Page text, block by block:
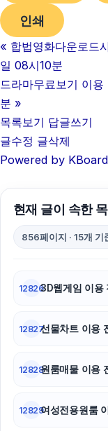
인쇄
« 합법영화다운로드
일 08시10분
드라마무료보기 이
분 »
목록보기 답글쓰기
글수정 글삭제
Powered by KBoard
현재 글이 속한
856페이지 · 15개 기
128263D웹게임 이
12827선물차트 이용
12828원룸매물 이용
12829여성전용원룸